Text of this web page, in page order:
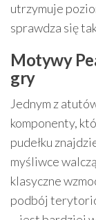
utrzymuje
sprawdza się
Motywy
gry
Jednym z
komponenty,
pudełku
myśliwce
klasyczne
podbój